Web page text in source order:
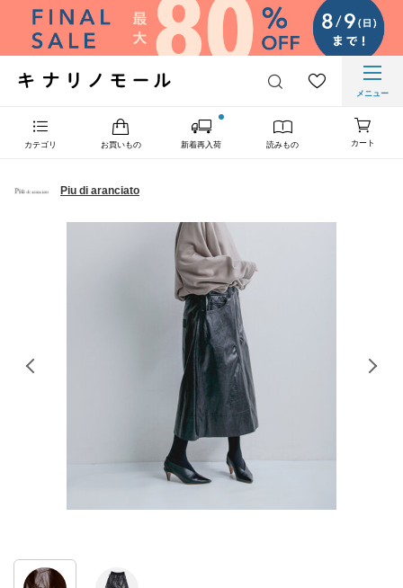
メニュー
カテゴリ お買いもの 新着再入荷 読みもの カート
Piu di aranciato